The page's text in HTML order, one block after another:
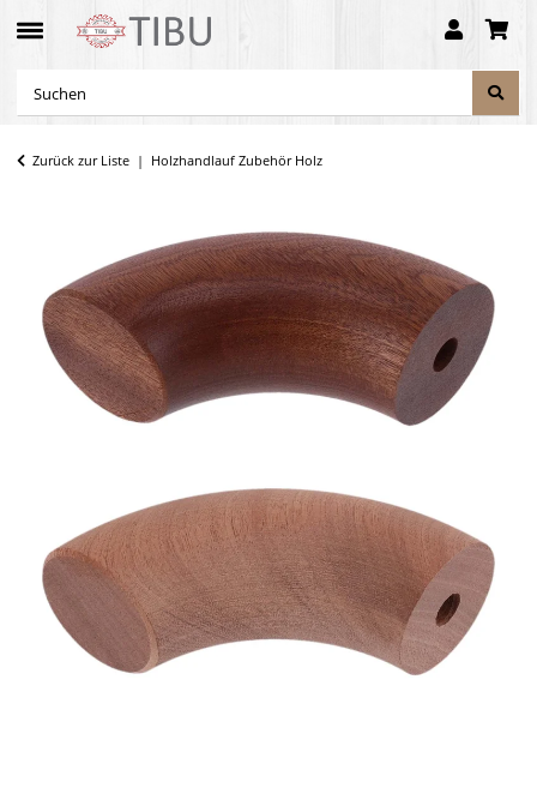
Zurück zur Liste Holzhandlauf Zubehör Holz